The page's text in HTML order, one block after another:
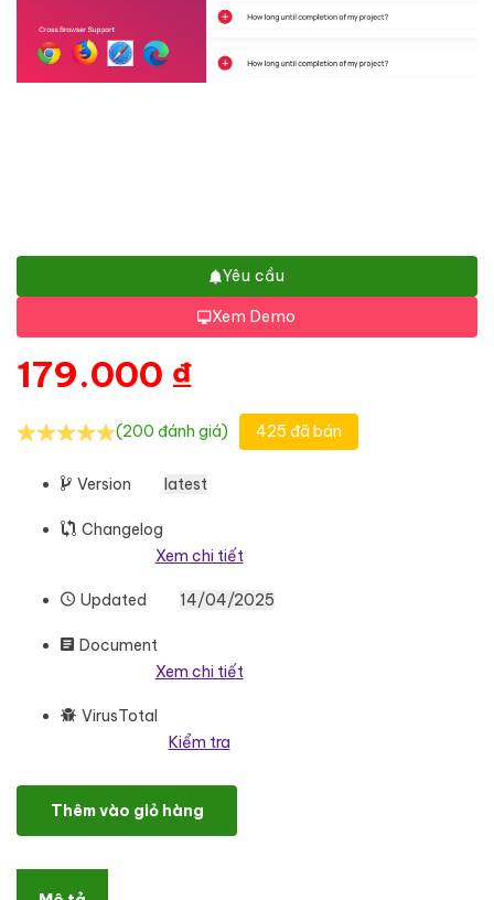
Yêu cầu
Xem Demo
179.000 ₫
(200 đánh giá) 425 đã bán
Version latest
Changelog
Xem chi tiết
Updated 14/04/2025
Document
Xem chi tiết
VirusTotal
Kiểm tra
Questioning Faq Accordion for Elementor WordPress Plugin số
Thêm vào giỏ hàng